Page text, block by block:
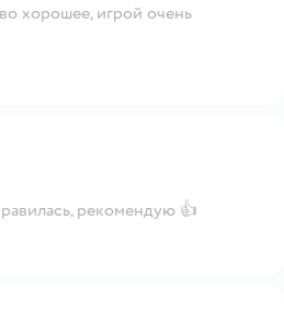
хорошее, игрой очень
рекомендую 👍